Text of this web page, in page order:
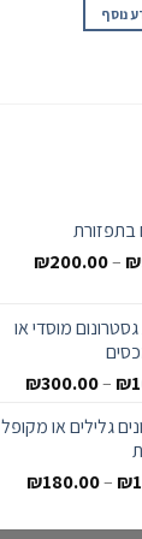
נוסף
בתפזורת
₪
–
₪200.00
מוסדי או
₪
–
₪300.00
גלילים או מקופל
₪
–
₪180.00